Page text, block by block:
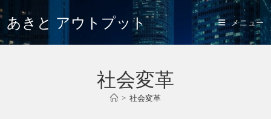
あきと アウトプット メニュー
社会変革
> 社会変革